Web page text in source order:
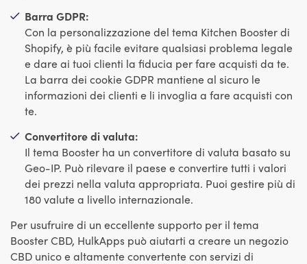
Barra GDPR:
Con la personalizzazione del tema Kitchen Booster di
Shopify, è più facile evitare qualsiasi problema legale
e dare ai tuoi clienti la fiducia per fare acquisti da te.
La barra dei cookie GDPR mantiene al sicuro le
informazioni dei clienti e li invoglia a fare acquisti con
te.
Convertitore di valuta:
Il tema Booster ha un convertitore di valuta basato su
Geo-IP. Può rilevare il paese e convertire tutti i valori
dei prezzi nella valuta appropriata. Puoi gestire più di
180 valute a livello internazionale.
Per usufruire di un eccellente supporto per il tema
Booster CBD, HulkApps può aiutarti a creare un negozio
CBD unico e altamente convertente con servizi di